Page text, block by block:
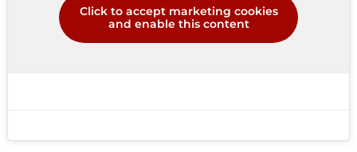
Click to accept marketing cookies
and enable this content